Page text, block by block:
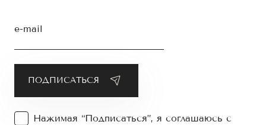
e-mail
Нажимая “Подписаться”, я соглашаюсь с